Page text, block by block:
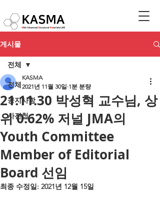
게시물
전체
공지사항
사진첩
전체
21.11.30 박성혁 교수님, 상
위 0.62% 저널 JMA의
Youth Committee
Member of Editorial
Board 선임
KASMA
2021년 11월 30일 1분 분량
최종 수정일: 2021년 12월 15일